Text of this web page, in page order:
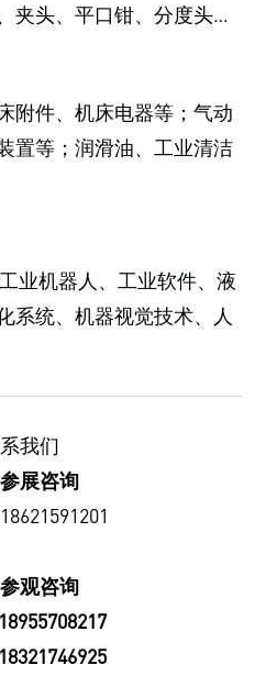
夹头、平口钳、分度头…
附件、机床电器等；气动
置等；润滑油、工业清洁
业机器人、工业软件、液
系统、机器视觉技术、人
我们
展咨询
观咨询